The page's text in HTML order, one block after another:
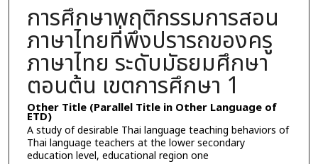
การศึกษาพฤติกรรมการสอน
ภาษาไทยที่พึงปรารถของครู
ภาษาไทย ระดับมัธยมศึกษา
ตอนต้น เขตการศึกษา 1
Other Title (Parallel Title in Other Language of
ETD)
A study of desirable Thai language teaching behaviors of
Thai language teachers at the lower secondary
education level, educational region one